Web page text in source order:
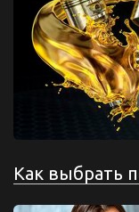
Как выбрать